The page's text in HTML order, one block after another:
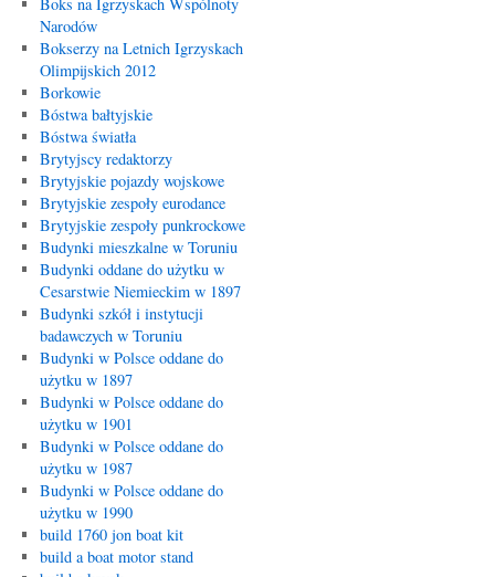
Narodów
Bokserzy na Letnich Igrzyskach
Olimpijskich 2012
Borkowie
Bóstwa bałtyjskie
Bóstwa światła
Brytyjscy redaktorzy
Brytyjskie pojazdy wojskowe
Brytyjskie zespoły eurodance
Brytyjskie zespoły punkrockowe
Budynki mieszkalne w Toruniu
Budynki oddane do użytku w
Cesarstwie Niemieckim w 1897
Budynki szkół i instytucji
badawczych w Toruniu
Budynki w Polsce oddane do
użytku w 1897
Budynki w Polsce oddane do
użytku w 1901
Budynki w Polsce oddane do
użytku w 1987
Budynki w Polsce oddane do
użytku w 1990
build 1760 jon boat kit
build a boat motor stand